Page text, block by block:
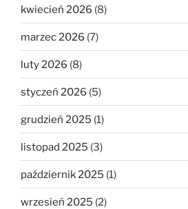
kwiecień 2026 (8)
marzec 2026 (7)
luty 2026 (8)
styczeń 2026 (5)
grudzień 2025 (1)
listopad 2025 (3)
październik 2025 (1)
wrzesień 2025 (2)